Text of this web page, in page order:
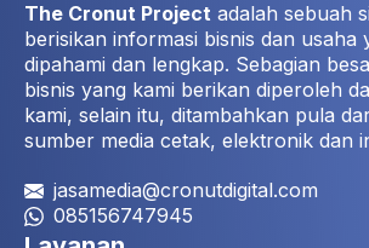
The Cronut Project adalah sebuah
berisikan informasi bisnis dan usaha
dipahami dan lengkap. Sebagian
bisnis yang kami berikan diperoleh
kami, selain itu, ditambahkan pula
sumber media cetak, elektronik dan
jasamedia@cronutdigital.com
085156747945